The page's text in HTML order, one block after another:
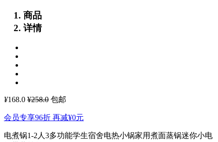
商品
详情
¥168.0 ¥258.0 包邮
会员专享96折 再减¥0元
电煮锅1-2人3多功能学生宿舍电热小锅家用煮面蒸锅迷你小电